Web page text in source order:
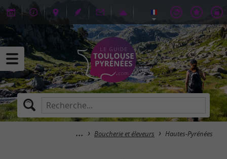
Boucherie et éleveurs Hautes-Pyrénées